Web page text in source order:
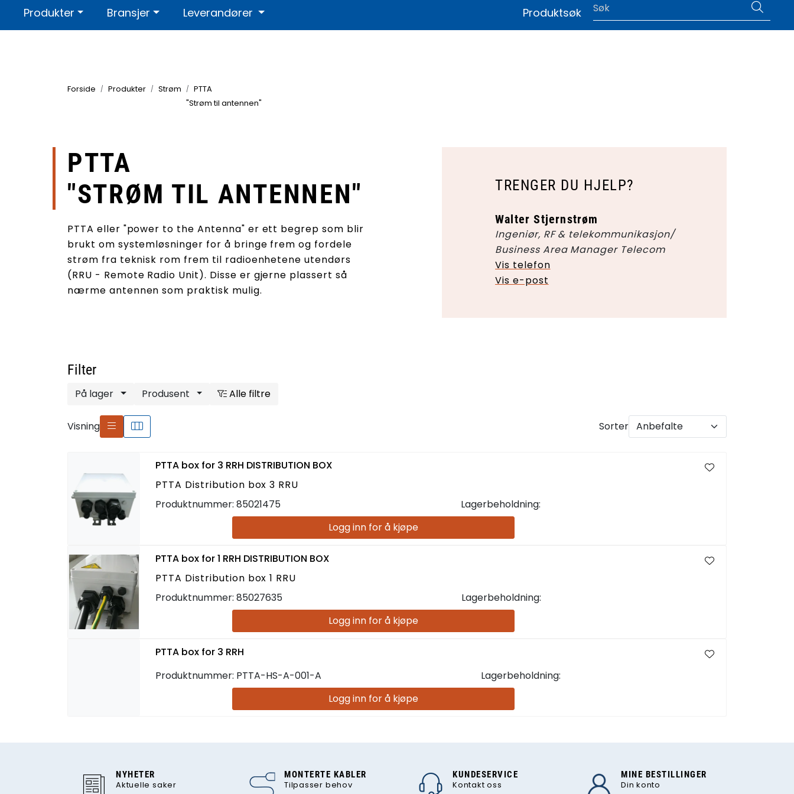
Skip to main content
Kontakt ossOm oss Sertifikater og dokumentasjon | Language
Produkter Bransjer Leverandører Produktsøk
Forside Produkter Strøm
PTTA
"Strøm til antennen"
PTTA
"STRØM TIL ANTENNEN"
PTTA eller "power to the Antenna" er ett begrep som blir
brukt om systemløsninger for å bringe frem og fordele
strøm fra teknisk rom frem til radioenhetene utendørs
(RRU - Remote Radio Unit). Disse er gjerne plassert så
nærme antennen som praktisk mulig.
TRENGER DU HJELP?
Walter Stjernstrøm
Ingeniør, RF & telekommunikasjon/
Business Area Manager Telecom
Vis telefon
Vis e-post
Filter
På lager Produsent Alle filtre
Visning Sorter
PTTA box for 3 RRH DISTRIBUTION BOX
PTTA Distribution box 3 RRU
Produktnummer: 85021475
Lagerbeholdning:
Logg inn for å kjøpe
PTTA box for 1 RRH DISTRIBUTION BOX
PTTA Distribution box 1 RRU
Produktnummer: 85027635
Lagerbeholdning:
Logg inn for å kjøpe
PTTA box for 3 RRH
Produktnummer: PTTA-HS-A-001-A
Lagerbeholdning:
Logg inn for å kjøpe
NYHETER
Aktuelle saker
MONTERTE KABLER
Tilpasser behov
KUNDESERVICE
Kontakt oss
MINE BESTILLINGER
Din konto